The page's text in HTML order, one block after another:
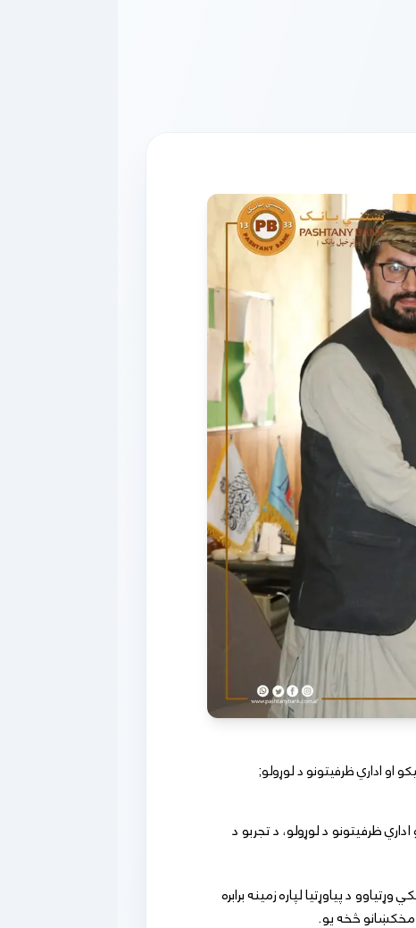
او اداري ظرفیتونو د لوړولو;
ظرفیتونو د لوړولو، د تجربو د
د پیاوړتیا لپاره زمینه برابره
مخکښانو څخه یو.